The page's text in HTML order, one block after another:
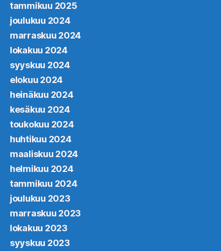
tammikuu 2025
joulukuu 2024
marraskuu 2024
lokakuu 2024
syyskuu 2024
elokuu 2024
heinäkuu 2024
kesäkuu 2024
toukokuu 2024
huhtikuu 2024
maaliskuu 2024
helmikuu 2024
tammikuu 2024
joulukuu 2023
marraskuu 2023
lokakuu 2023
syyskuu 2023